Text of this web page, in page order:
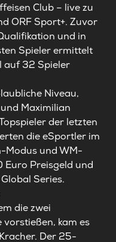
Club – live zu
ORF Sport+. Zuvor
und in
Spieler ermittelt
auf 32 Spieler
Niveau,
Maximilian
der letzten
die eSportler im
Modus und WM-
Euro Preisgeld und
Series.
die zwei
kam es
Der 25-